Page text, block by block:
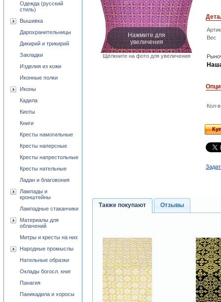
Нажмите для
увеличения
Щёлкните на фото для увеличения
Вес
Кол-
Также покупают Отзывы
Одежда (русский
стиль)
Вышивка
Дарохранительницы
Дикирий и трикирий
Закладки
Изделия из кожи
Иконные полки
Иконы
Кадила
Киоты
Книги
Кресты намогильные
Кресты наперсные
Кресты напрестольные
Кресты нательные
Ладан и благовония
Лампады и
кронштейны
Лампадные стаканчики
Материалы для
облачений
Митры и кресты на них
Народные промыслы
Нательные образки
Оклады богосл. книг
Панагия
Паникадила и хоросы